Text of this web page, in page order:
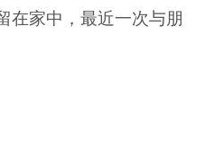
在家中，最近一次与朋